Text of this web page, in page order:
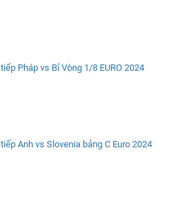
Pháp vs Bỉ Vòng 1/8 EURO 2024
Anh vs Slovenia bảng C Euro 2024